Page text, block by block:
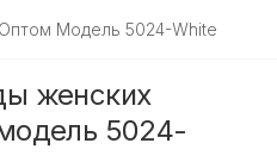
Модель 5024-White
женских
5024-